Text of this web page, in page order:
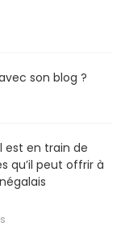
son blog ?
est en train de
qu’il peut offrir à